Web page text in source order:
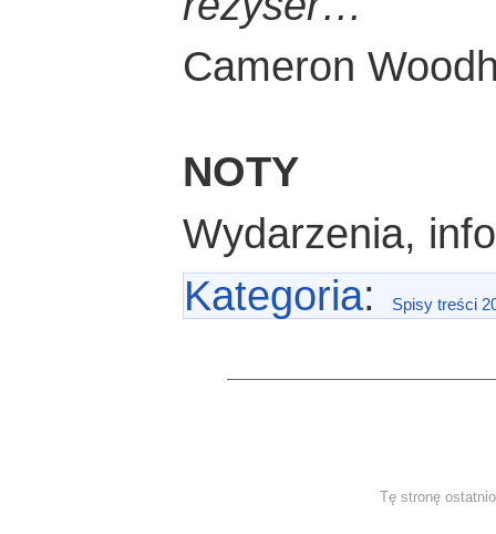
Cameron
NOTY
Wydarzenia,
Kategoria: Spisy treści
Tę stronę